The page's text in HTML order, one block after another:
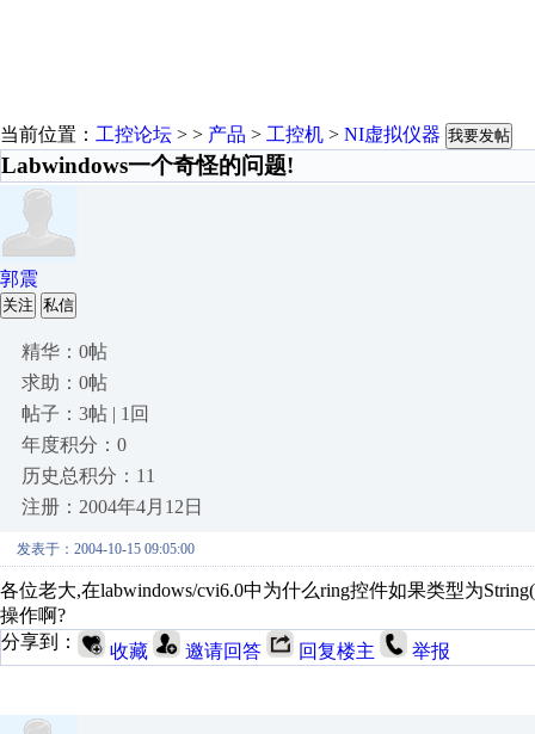
当前位置： 工控论坛 > > 产品 > 工控机 > NI虚拟仪器 我要发帖
Labwindows一个奇怪的问题!
郭震
关注 私信
精华：0帖
求助：0帖
帖子：3帖 | 1回
年度积分：0
历史总积分：11
注册：2004年4月12日
发表于：2004-10-15 09:05:00
各位老大,在labwindows/cvi6.0中为什么ring控件如果类型为
操作啊?
分享到：
收藏 邀请回答 回复楼主 举报